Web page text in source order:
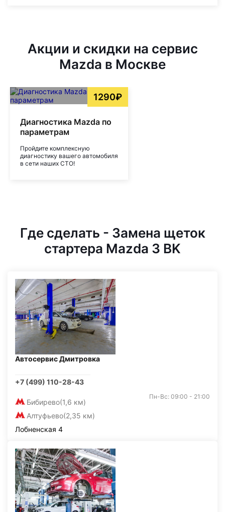
Акции и скидки на сервис
Mazda в Москве
1290₽
Диагностика Mazda по
параметрам
Пройдите комплексную
диагностику вашего автомобиля
в сети наших СТО!
Где сделать - Замена щеток
стартера Mazda 3 BK
Автосервис Дмитровка
+7 (499) 110-28-43
Бибирево(1,6 км)
Алтуфьево(2,35 км)
Пн-Вс: 09:00 - 21:00
Лобненская 4